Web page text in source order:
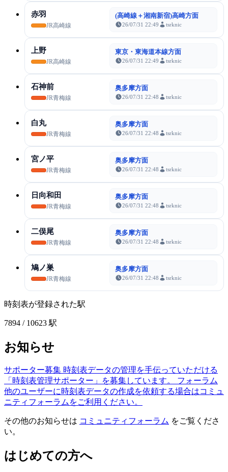
赤羽
JR高崎線
(高崎線＋湘南新宿)高崎方面
26/07/31 22:49 tsrknic
上野
JR高崎線
東京・東海道本線方面
26/07/31 22:49 tsrknic
石神前
JR青梅線
奥多摩方面
26/07/31 22:48 tsrknic
白丸
JR青梅線
奥多摩方面
26/07/31 22:48 tsrknic
宮ノ平
JR青梅線
奥多摩方面
26/07/31 22:48 tsrknic
日向和田
JR青梅線
奥多摩方面
26/07/31 22:48 tsrknic
二俣尾
JR青梅線
奥多摩方面
26/07/31 22:48 tsrknic
鳩ノ巣
JR青梅線
奥多摩方面
26/07/31 22:48 tsrknic
時刻表が登録された駅
7894 / 10623 駅
お知らせ
サポーター募集 時刻表データの管理を手伝っていただける
「時刻表管理サポーター」を募集しています。
フォーラム
他のユーザーに時刻表データの作成を依頼する場合はコミュ
ニティフォーラムをご利用ください。
その他のお知らせは コミュニティフォーラム をご覧くださ
い。
はじめての方へ